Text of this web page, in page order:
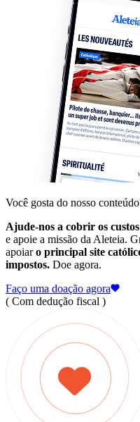
Você gosta do nosso
Ajude-nos a cobrir os
e apoie a missão da Aleteia.
apoiaro principal site
impostos. Doe agora.
Faço uma doação agora
( Com dedução fiscal )